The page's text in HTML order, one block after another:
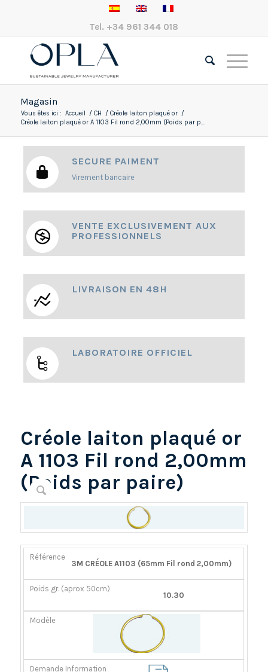
Tel. +34 961 344 018
Magasin
Vous êtes ici : Accueil / CH / Créole laiton plaqué or /
Créole laiton plaqué or A 1103 Fil rond 2,00mm (Poids par p...
SECURE PAIMENT
Virement bancaire
VENTE EXCLUSIVEMENT AUX
PROFESSIONNELS
LIVRAISON EN 48H
LABORATOIRE OFFICIEL
Créole laiton plaqué or
A 1103 Fil rond 2,00mm
(Poids par paire)
RÉFÉRENCE
POIDS
(APROX
MODÈLE
DEMANDE
3M CRÉOLE A1103 (65mm Fil rond 2,00mm)
10.30